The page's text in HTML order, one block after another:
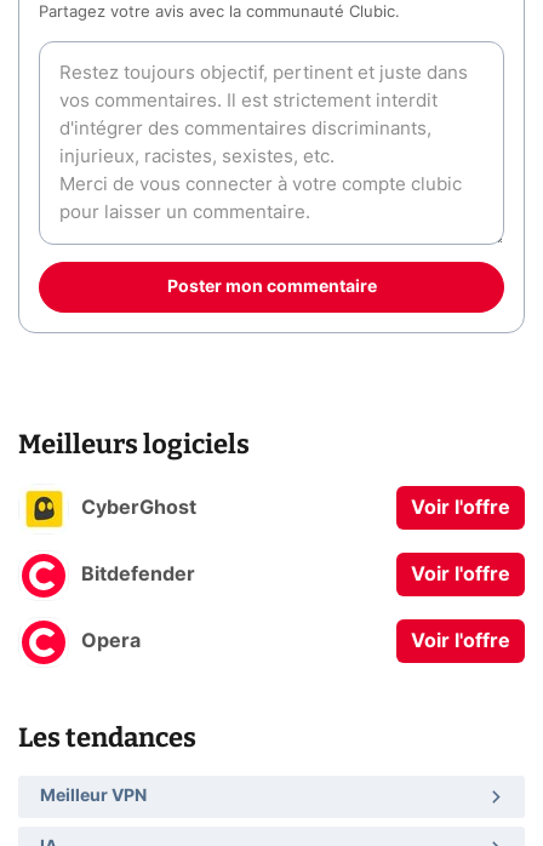
Partagez votre avis avec la communauté Clubic.
Poster mon commentaire
Meilleurs logiciels
CyberGhost Voir l'offre
Bitdefender Voir l'offre
Opera Voir l'offre
Les tendances
Meilleur VPN